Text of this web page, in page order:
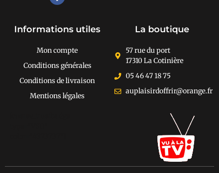
Informations utiles
Mon compte
Conditions générales
Conditions de livraison
Mentions légales
La boutique
57 rue du port
17310 La Cotinière
05 46 47 18 75
auplaisirdoffrir@orange.fr